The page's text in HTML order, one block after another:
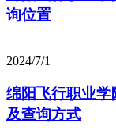
询位置
2024/7/1
绵阳飞行职业学
及查询方式